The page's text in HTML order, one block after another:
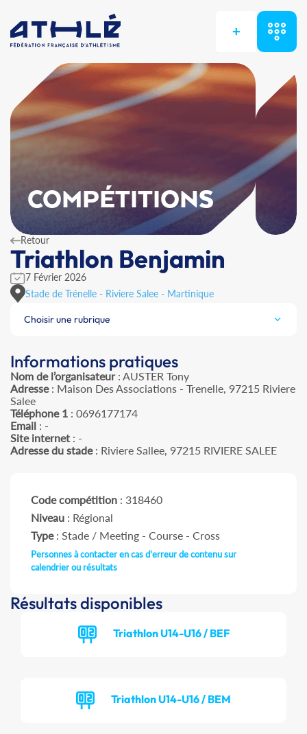
+
COMPÉTITIONS
Retour
Triathlon Benjamin
7 Février 2026
Stade de Trénelle - Riviere Salee - Martinique
Choisir une rubrique
Informations pratiques
Nom de l’organisateur: AUSTER Tony
Adresse: Maison Des Associations - Trenelle, 97215 Riviere
Salee
Téléphone 1 : 0696177174
Email : -
Site internet : -
Adresse du stade: Riviere Sallee, 97215 RIVIERE SALEE
Code compétition : 318460
Niveau : Régional
Type: Stade / Meeting - Course - Cross
Personnes à contacter en cas d'erreur de contenu sur
calendrier ou résultats
Résultats disponibles
Triathlon U14-U16 / BEF
Triathlon U14-U16 / BEM